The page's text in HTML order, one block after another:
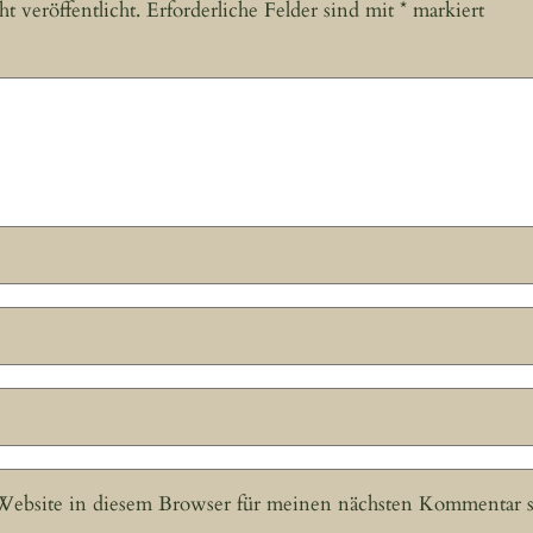
veröffentlicht. Erforderliche Felder sind mit * markiert
in diesem Browser für meinen nächsten Kommentar